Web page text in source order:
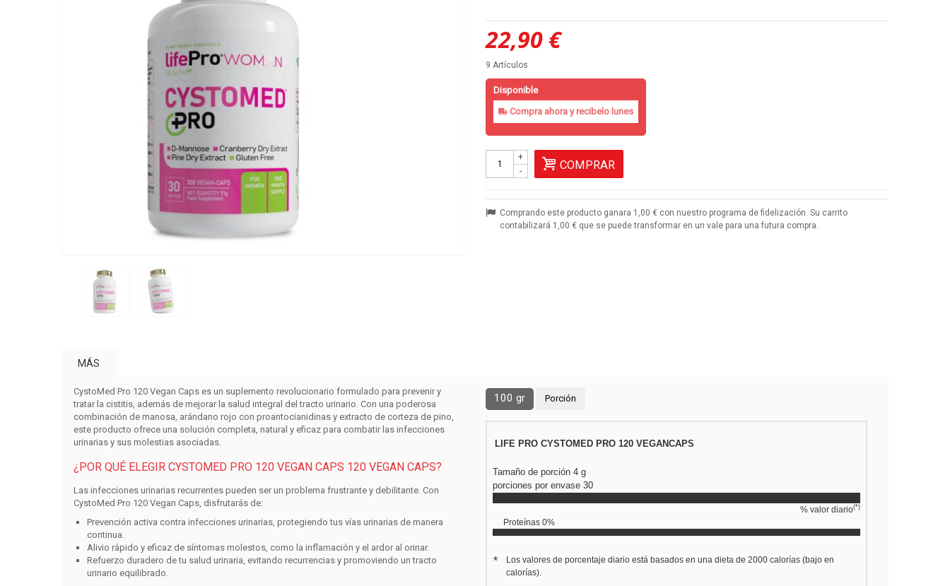
22,90 €
9 Artículos
Disponible
Compra ahora y recibelo lunes
-
+
COMPRAR
Comprando este producto ganara 1,00 € con nuestro programa de fidelización. Su carrito
contabilizará 1,00 € que se puede transformar en un vale para una futura compra.
MÁS
CystoMed Pro 120 Vegan Capses un suplemento revolucionario formulado para prevenir y
tratar la cistitis, además de mejorar la salud integral del tracto urinario. Con una poderosa
combinación de manosa, arándano rojo con proantocianidinas y extracto de corteza de pino,
este producto ofrece una solución completa, natural y eficaz para combatir las infecciones
urinarias y sus molestias asociadas.
¿POR QUÉ ELEGIR CYSTOMED PRO 120 VEGAN CAPS 120 VEGAN CAPS?
Las infecciones urinarias recurrentes pueden ser un problema frustrante y debilitante. Con
CystoMed Pro 120 Vegan Caps, disfrutarás de:
Prevención activa contra infecciones urinarias, protegiendo tus vías urinarias de manera
continua.
Alivio rápido y eficaz de síntomas molestos, como la inflamación y el ardor al orinar.
Refuerzo duradero de tu salud urinaria, evitando recurrencias y promoviendo un tracto
urinario equilibrado.
100 gr Porción
LIFE PRO CYSTOMED PRO 120 VEGANCAPS
Tamaño de porción 4 g
porciones por envase 30
% valor diario(*)
Proteínas 0%
*
Los valores de porcentaje diario está basados en una dieta de 2000 calorías (bajo en
calorías).